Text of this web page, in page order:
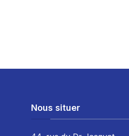
Nous situer